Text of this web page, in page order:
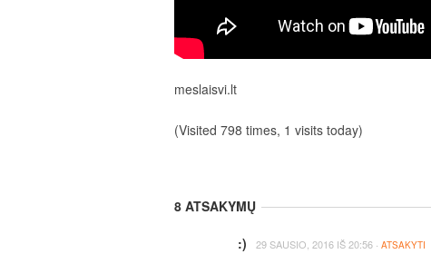
meslaisvi.lt
(Visited 798 times, 1 visits today)
8 ATSAKYMŲ
:) 29 SAUSIO, 2016 IŠ20:56 · ATSAKYTI